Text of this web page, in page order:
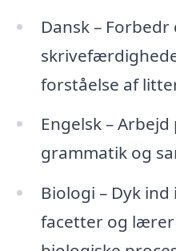
Dansk – Forbedr
forståelse af
Engelsk –
grammatik og
Biologi – Dyk
facetter og lærer